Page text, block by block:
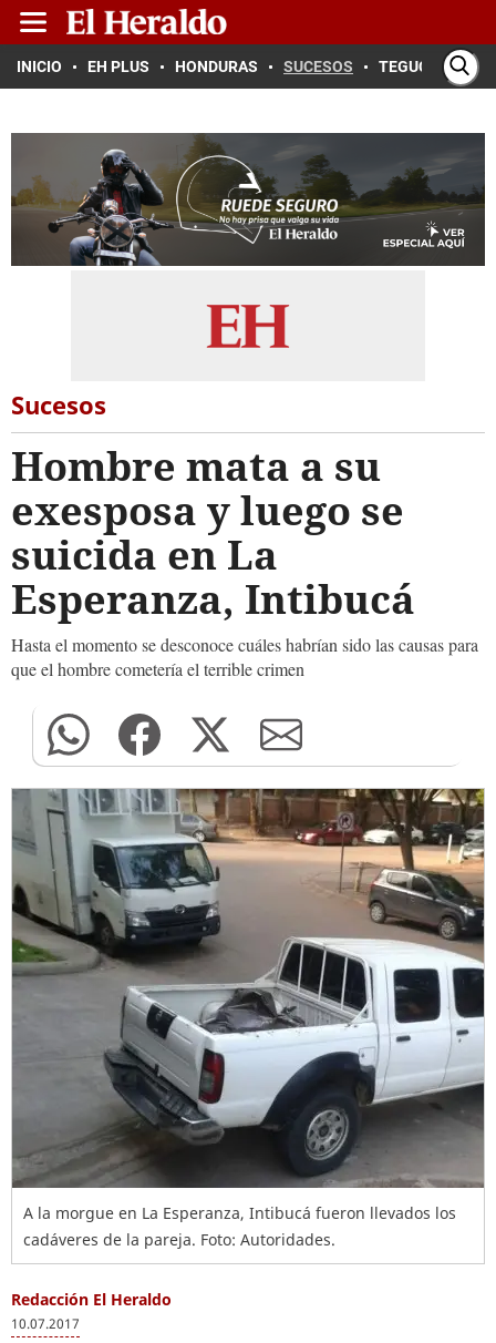
INICIO EH PLUS HONDURAS SUCESOS TEGUCIGALPA
Sucesos
Hombre mata a su
exesposa y luego se
suicida en La
Esperanza, Intibucá
Hasta el momento se desconoce cuáles habrían sido las causas para
que el hombre cometería el terrible crimen
A la morgue en La Esperanza, Intibucá fueron llevados los
cadáveres de la pareja. Foto: Autoridades.
Redacción El Heraldo
10.07.2017